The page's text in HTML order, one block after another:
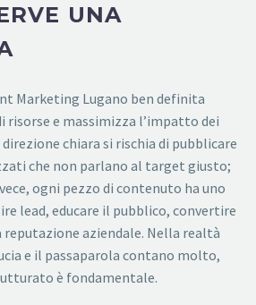
UNA
Marketing Lugano ben definita
risorse e massimizza l’impatto dei
direzione chiara si rischia di pubblicare
che non parlano al target giusto;
ogni pezzo di contenuto ha uno
lead, educare il pubblico, convertire
aziendale. Nella realtà
e il passaparola contano molto,
è fondamentale.